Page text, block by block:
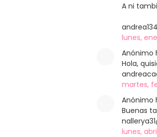
A ni
lunes,
Anónimo
Hola,
martes,
Anónimo
Buenas
lunes,